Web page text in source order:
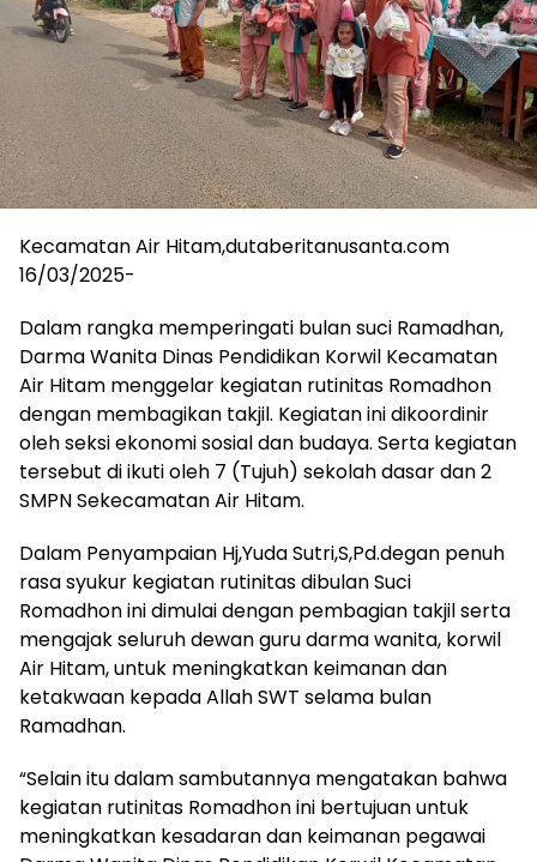
Kecamatan Air Hitam,dutaberitanusanta.com
16/03/2025-
Dalam rangka memperingati bulan suci Ramadhan,
Darma Wanita Dinas Pendidikan Korwil Kecamatan
Air Hitam menggelar kegiatan rutinitas Romadhon
dengan membagikan takjil. Kegiatan ini dikoordinir
oleh seksi ekonomi sosial dan budaya. Serta kegiatan
tersebut di ikuti oleh 7 (Tujuh) sekolah dasar dan 2
SMPN Sekecamatan Air Hitam.
Dalam Penyampaian Hj,Yuda Sutri,S,Pd.degan penuh
rasa syukur kegiatan rutinitas dibulan Suci
Romadhon ini dimulai dengan pembagian takjil serta
mengajak seluruh dewan guru darma wanita, korwil
Air Hitam, untuk meningkatkan keimanan dan
ketakwaan kepada Allah SWT selama bulan
Ramadhan.
“Selain itu dalam sambutannya mengatakan bahwa
kegiatan rutinitas Romadhon ini bertujuan untuk
meningkatkan kesadaran dan keimanan pegawai